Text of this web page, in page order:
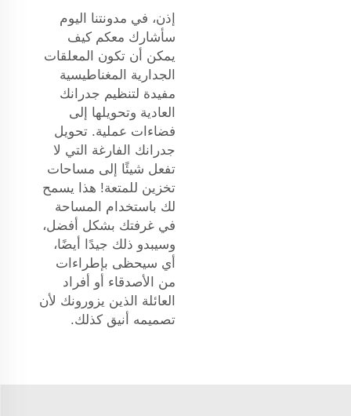
إذن، في مدونتنا اليوم
سأشارك معكم كيف
يمكن أن تكون المعلقات
الجدارية المغناطيسية
مفيدة لتنظيم جدرانك
العادية وتحويلها إلى
فضاءات عملية. تحويل
جدرانك الفارغة التي لا
تفعل شيئًا إلى مساحات
تخزين للمتعة! هذا يسمح
لك باستخدام المساحة
في غرفتك بشكل أفضل،
وسيبدو ذلك جيدًا أيضًا،
أي سيحظى بإطراءات
من الأصدقاء أو أفراد
العائلة الذين يزورونك لأن
تصميمه أنيق كذلك.